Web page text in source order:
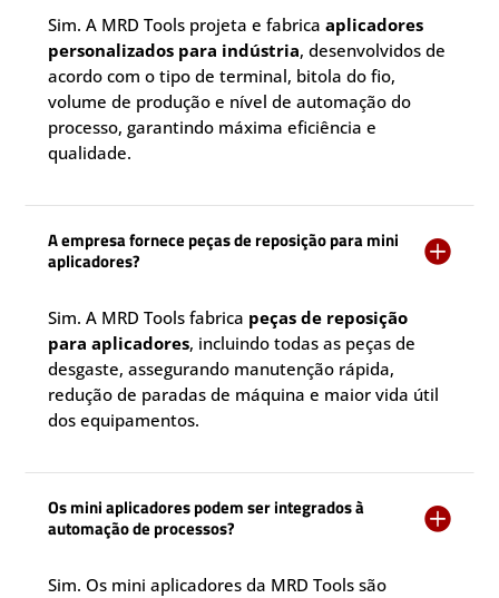
Sim. A MRD Tools projeta e fabricaaplicadores
personalizados para indústria, desenvolvidos de
acordo com o tipo de terminal, bitola do fio,
volume de produção e nível de automação do
processo, garantindo máxima eficiência e
qualidade.
A empresa fornece peças de reposição para mini
aplicadores?

Sim. A MRD Tools fabrica peças de reposição
para aplicadores, incluindo todas as peças de
desgaste, assegurando manutenção rápida,
redução de paradas de máquina e maior vida útil
dos equipamentos.
Os mini aplicadores podem ser integrados à
automação de processos?

Sim. Os mini aplicadores da MRD Tools são